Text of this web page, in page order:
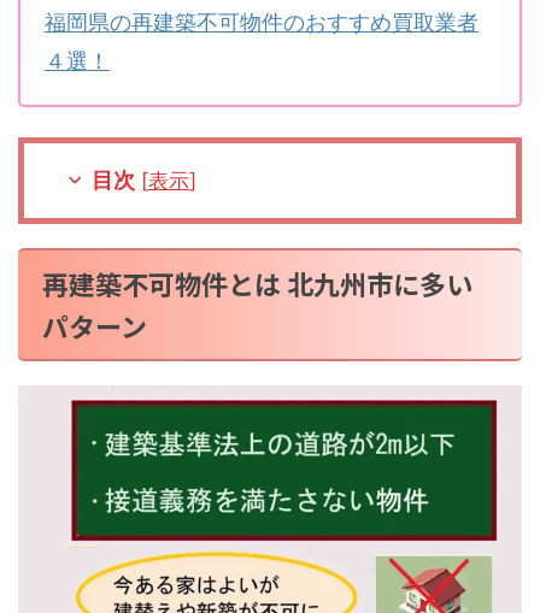
福岡県の再建築不可物件のおすすめ買取業者
４選！
目次 [表示]
再建築不可物件とは 北九州市に多い
パターン